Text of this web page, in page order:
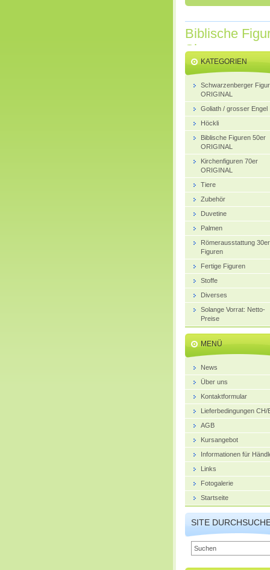
Biblische
Shop
KATEGORIEN
Schwarzenberger
ORIGINAL
Goliath / grosser Engel
Höckli
Biblische Figuren 50er
ORIGINAL
Kirchenfiguren 70er
ORIGINAL
Tiere
Zubehör
Duvetine
Palmen
Römerausstattung
Figuren
Fertige Figuren
Stoffe
Diverses
Solange Vorrat: Netto-
Preise
MENÜ
News
Über uns
Kontaktformular
Lieferbedingungen CH/
AGB
Kursangebot
Informationen für
Links
Fotogalerie
Startseite
SITE